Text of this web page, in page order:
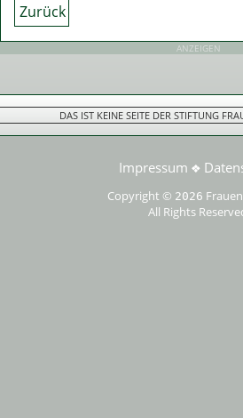
Zurück
ANZEIGEN
DAS IST KEINE SEITE DER STIFTUNG
Impressum ❖
Copyright © 2026
All Rights